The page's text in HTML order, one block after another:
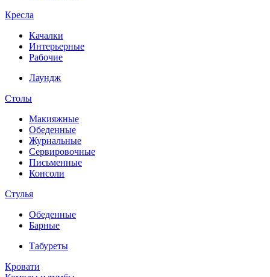
Кресла
Качалки
Интерьерные
Рабочие
Лаундж
Столы
Макияжные
Обеденные
Журнальные
Сервировочные
Письменные
Консоли
Стулья
Обеденные
Барные
Табуреты
Кровати